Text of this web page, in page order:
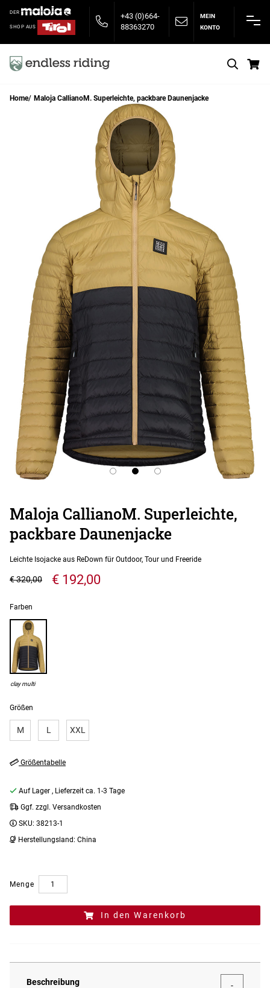
DER
SHOP AUS
+43 (0)664-
88363270
MEIN
KONTO
Home Maloja CallianoM. Superleichte, packbare Daunenjacke
Maloja CallianoM. Superleichte,
packbare Daunenjacke
Leichte Isojacke aus ReDown für Outdoor, Tour und Freeride
€ 192,00
€ 320,00
Größen
M L XXL
Farben
clay multi
Größentabelle
Auf Lager , Lieferzeit ca. 1-3 Tage
Ggf. zzgl. Versandkosten
SKU: 38213-1
Herstellungsland: China
Menge
In den Warenkorb
Beschreibung